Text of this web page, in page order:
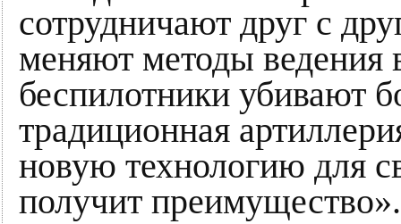
сотрудничают друг с
меняют методы
беспилотники убивают
традиционная
новую технологию для
получит преимущество».